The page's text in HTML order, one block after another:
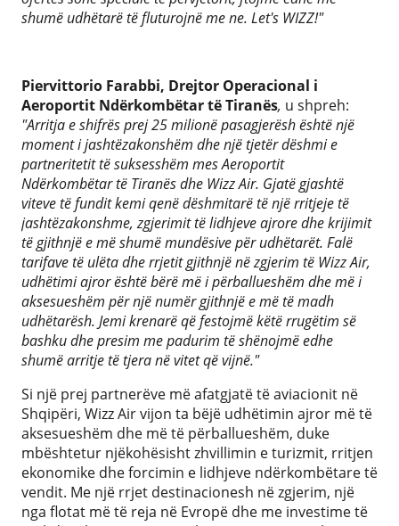
shumë udhëtarë të fluturojnë me ne. Let's WIZZ!"
Piervittorio Farabbi, Drejtor Operacional i
Aeroportit Ndërkombëtar të Tiranës, u shpreh:
"Arritja e shifrës prej 25 milionë pasagjerësh është një
moment i jashtëzakonshëm dhe një tjetër dëshmi e
partneritetit të suksesshëm mes Aeroportit
Ndërkombëtar të Tiranës dhe Wizz Air. Gjatë gjashtë
viteve të fundit kemi qenë dëshmitarë të një rritjeje të
jashtëzakonshme, zgjerimit të lidhjeve ajrore dhe krijimit
të gjithnjë e më shumë mundësive për udhëtarët. Falë
tarifave të ulëta dhe rrjetit gjithnjë në zgjerim të Wizz Air,
udhëtimi ajror është bërë më i përballueshëm dhe më i
aksesueshëm për një numër gjithnjë e më të madh
udhëtarësh. Jemi krenarë që festojmë këtë rrugëtim së
bashku dhe presim me padurim të shënojmë edhe
shumë arritje të tjera në vitet që vijnë."
Si një prej partnerëve më afatgjatë të aviacionit në
Shqipëri, Wizz Air vijon ta bëjë udhëtimin ajror më të
aksesueshëm dhe më të përballueshëm, duke
mbështetur njëkohësisht zhvillimin e turizmit, rritjen
ekonomike dhe forcimin e lidhjeve ndërkombëtare të
vendit. Me një rrjet destinacionesh në zgjerim, një
nga flotat më të reja në Evropë dhe me investime të